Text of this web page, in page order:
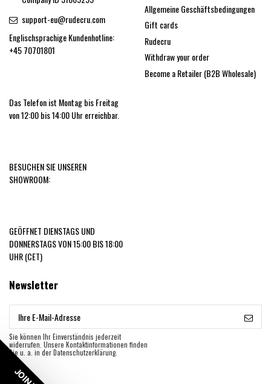
support-eu@rudecru.com
Englischsprachige Kundenhotline:
+45 70701801
Das Telefon ist Montag bis Freitag
von 12:00 bis 14:00 Uhr erreichbar.
BESUCHEN SIE UNSEREN
SHOWROOM:
GEÖFFNET DIENSTAGS UND
DONNERSTAGS VON 15:00 BIS 18:00
UHR (CET)
Allgemeine Geschäftsbedingungen
Gift cards
Rudecru
Withdraw your order
Become a Retailer (B2B Wholesale)
Newsletter
Sie können Ihr Einverständnis jederzeit
widerrufen. Unsere Kontaktinformationen finden
Sie u. a. in der Datenschutzerklärung.